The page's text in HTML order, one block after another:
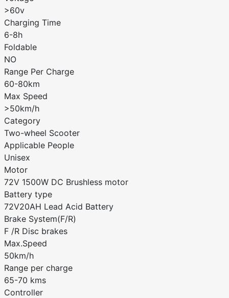
>60v
Charging Time
6-8h
Foldable
NO
Range Per Charge
60-80km
Max Speed
>50km/h
Category
Two-wheel Scooter
Applicable People
Unisex
Motor
72V 1500W DC Brushless motor
Battery type
72V20AH Lead Acid Battery
Brake System(F/R)
F /R Disc brakes
Max.Speed
50km/h
Range per charge
65-70 kms
Controller